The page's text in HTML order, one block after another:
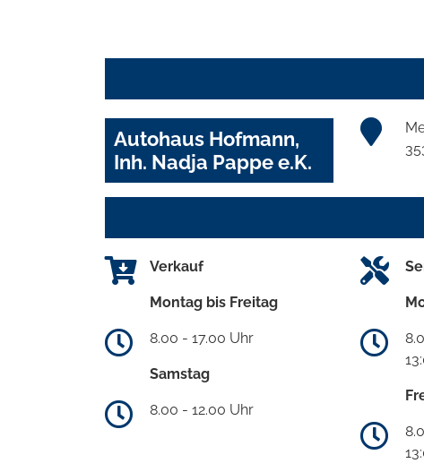
Autohaus Hofmann,
Inh. Nadja Pappe e.K.
Verkauf
Montag bis Freitag
8.00 - 17.00 Uhr
Samstag
8.00 - 12.00 Uhr